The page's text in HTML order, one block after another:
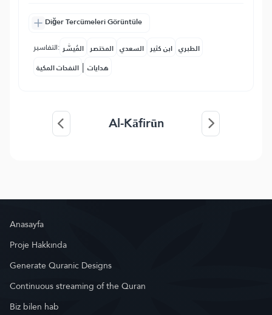
Diğer Tercümeleri Görüntüle
التفاسير: المُيسَّر المختصر السعدي ابن كثير الطبري
النفحات المكية | هدايات
Al-Kāfirūn
Anasayfa
Proje Hakkında
Generate Quranic Designs
Continuous streaming of the Quran
Biz bilen hab